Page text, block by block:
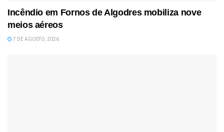
Incêndio em Fornos de Algodres mobiliza nove
meios aéreos
7 DE AGOSTO, 2026